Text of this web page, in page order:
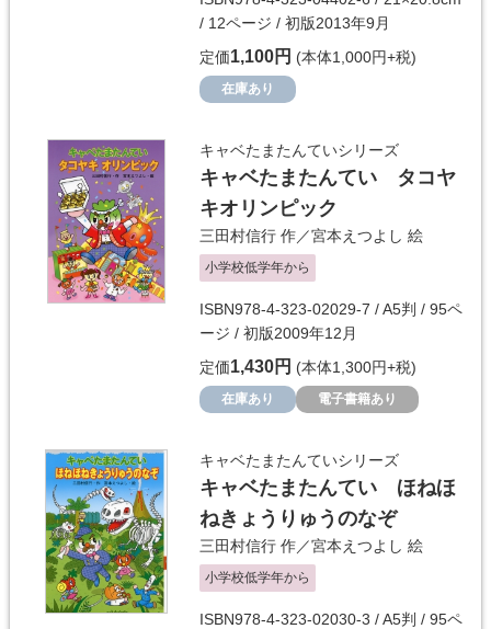
/ 12ページ / 初版2013年9月
定価1,100円 (本体1,000円+税)
在庫あり
キャベたまたんていシリーズ
キャベたまたんてい タコヤ
キオリンピック
三田村信行 作／宮本えつよし 絵
小学校低学年から
ISBN978-4-323-02029-7 / A5判 / 95ペ
ージ / 初版2009年12月
定価1,430円 (本体1,300円+税)
在庫あり 電子書籍あり
キャベたまたんていシリーズ
キャベたまたんてい ほねほ
ねきょうりゅうのなぞ
三田村信行 作／宮本えつよし 絵
小学校低学年から
ISBN978-4-323-02030-3 / A5判 / 95ペ